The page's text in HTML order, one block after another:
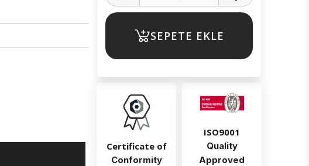
SEPETE EKLE
Certificate of
Conformity
ISO9001
Quality
Approved